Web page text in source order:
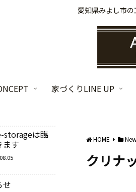
愛知県みよし市
家づくりLINE UP
HOME
クリナ
storageは臨
ます
せ